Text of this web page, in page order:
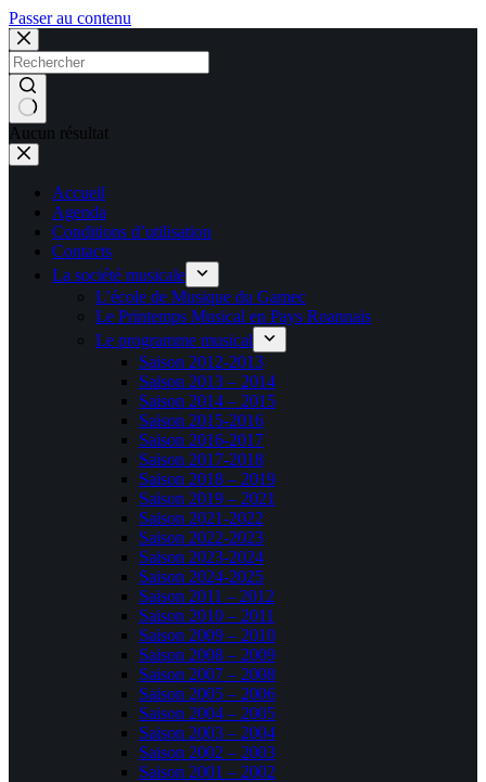
Passer au contenu
Aucun résultat
Accueil
Agenda
Conditions d’utilisation
Contacts
La société musicale
L’école de Musique du Gamec
Le Printemps Musical en Pays Roannais
Le programme musical
Saison 2012-2013
Saison 2013 – 2014
Saison 2014 – 2015
Saison 2015-2016
Saison 2016-2017
Saison 2017-2018
Saison 2018 – 2019
Saison 2019 – 2021
Saison 2021-2022
Saison 2022-2023
Saison 2023-2024
Saison 2024-2025
Saison 2011 – 2012
Saison 2010 – 2011
Saison 2009 – 2010
Saison 2008 – 2009
Saison 2007 – 2008
Saison 2005 – 2006
Saison 2004 – 2005
Saison 2003 – 2004
Saison 2002 – 2003
Saison 2001 – 2002